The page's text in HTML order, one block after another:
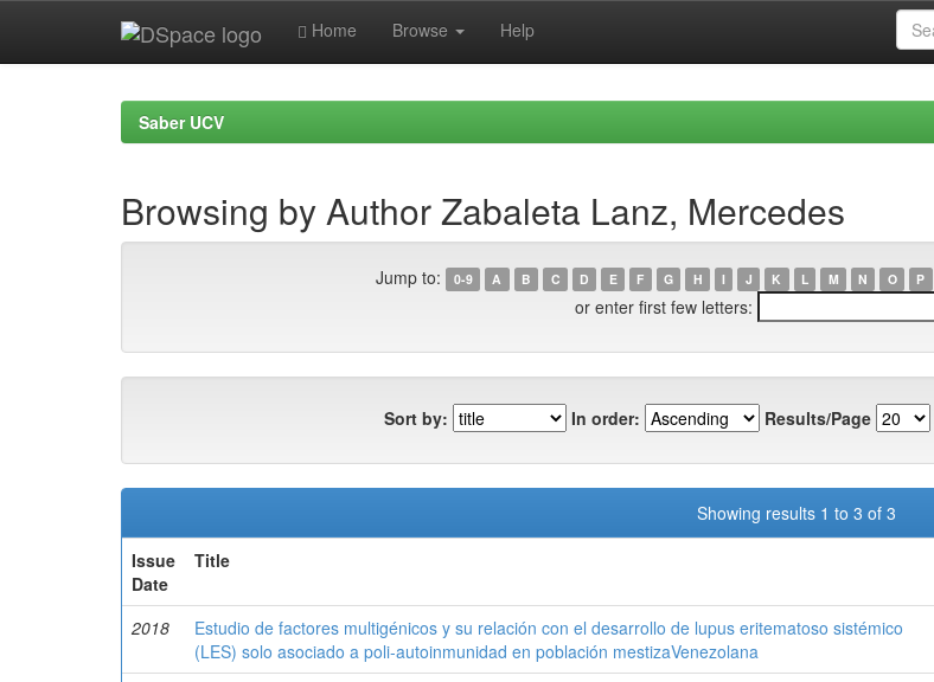
Home Browse Help
Saber UCV
Browsing by Author Zabaleta Lanz, Mercedes
Jump to: 0-9 A B C D E F G H I J K L M N O P
or enter first few letters:
Sort by: In order: Results/Page
Showing results 1 to 3 of 3
Issue
Date
Title
2018
Estudio de factores multigénicos y su relación con el desarrollo de lupus eritematoso sistémico
(LES) solo asociado a poli-autoinmunidad en población mestizaVenezolana